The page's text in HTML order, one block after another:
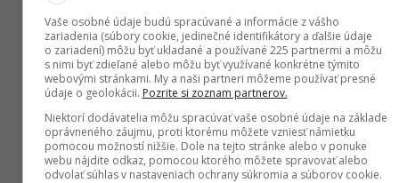
Vaše osobné údaje budú spracúvané a informácie z vášho
zariadenia (súbory cookie, jedinečné identifikátory a ďalšie údaje
o zariadení) môžu byť ukladané a používané 225 partnermi a môžu
s nimi byť zdieľané alebo môžu byť využívané konkrétne týmito
webovými stránkami. My a naši partneri môžeme používať presné
údaje o geolokácii. Pozrite si zoznam partnerov.
Niektorí dodávatelia môžu spracúvať vaše osobné údaje na základe
oprávneného záujmu, proti ktorému môžete vzniesť námietku
pomocou možností nižšie. Dole na tejto stránke alebo v ponuke
webu nájdite odkaz, pomocou ktorého môžete spravovať alebo
odvolať súhlas v nastaveniach ochrany súkromia a súborov cookie.